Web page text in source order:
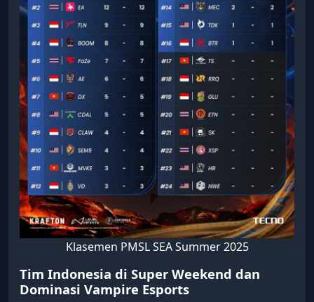
Klasemen PMSL SEA Summer 2025
Tim Indonesia di Super Weekend dan
Dominasi Vampire Esports